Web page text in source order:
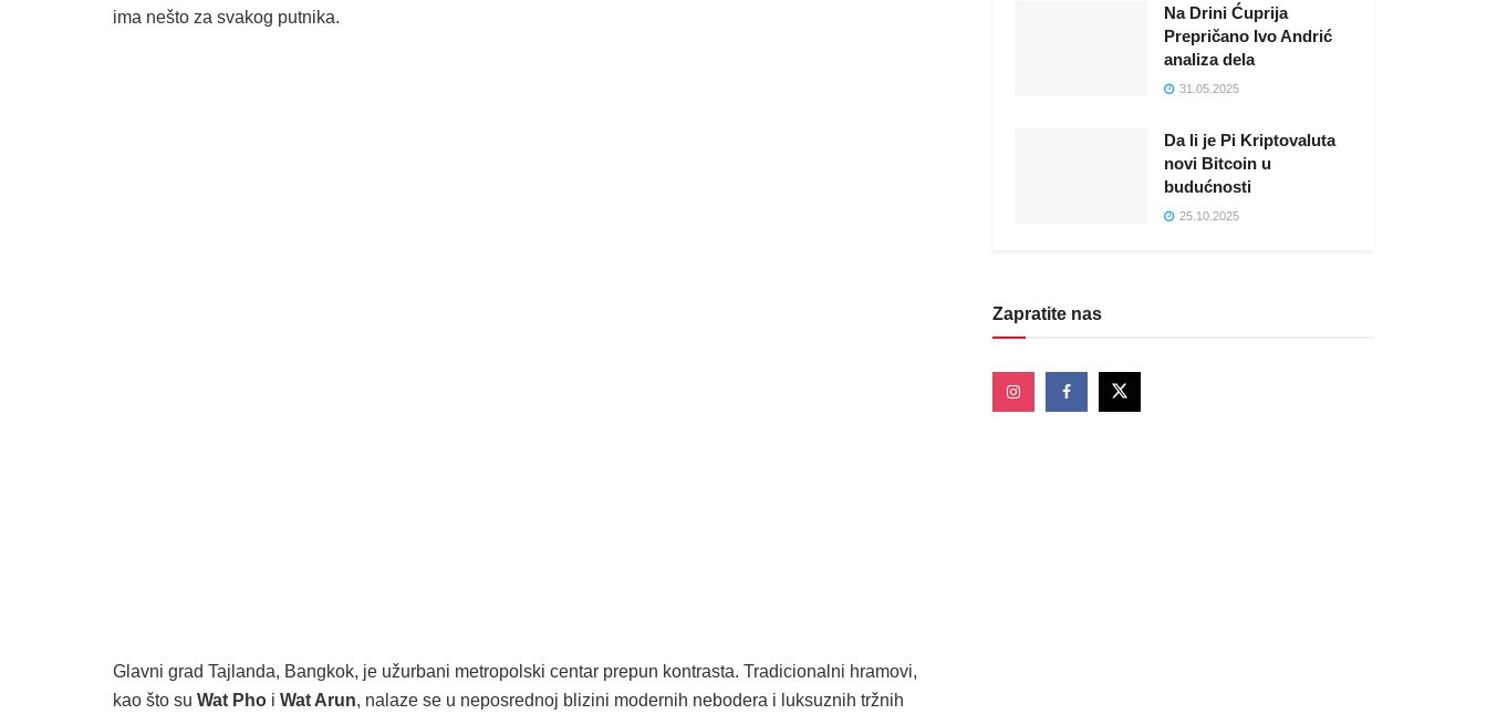
ima nešto za svakog putnika.
Glavni grad Tajlanda, Bangkok, je užurbani metropolski centar prepun kontrasta. Tradicionalni hramovi,
kao što su Wat Pho i Wat Arun, nalaze se u neposrednoj blizini modernih nebodera i luksuznih tržnih
Na Drini Ćuprija
Prepričano Ivo Andrić
analiza dela
31.05.2025
Da li je Pi Kriptovaluta
novi Bitcoin u
budućnosti
25.10.2025
Zapratite nas